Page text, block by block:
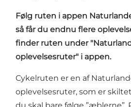
Følg ruten i appen
så får du endnu flere
finder ruten under
oplevelsesruter" i appen.
Cykelruten er en af
oplevelsesruter, som er